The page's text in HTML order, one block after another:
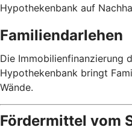
Hypothekenbank auf
Familiendarlehen
Die Immobilienfinanzierung
Hypothekenbank bringt
Wände.
Fördermittel vom